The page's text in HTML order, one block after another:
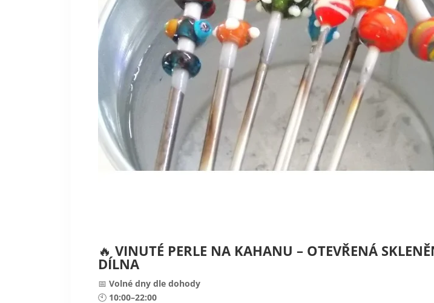
🔥 VINUTÉ PERLE NA KAHANU – OTEVŘENÁ
DÍLNA
📅 Volné dny dle dohody
🕙 10:00–22:00